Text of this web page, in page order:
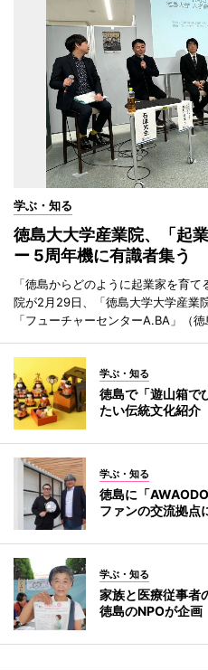
学ぶ・知る
徳島大大学産業院、「起
ー 5周年機に有識者集う
「徳島からどのように起業家を育
院が2月29日、「徳島大学大学産業
「フューチャーセンターA.BA」（
学ぶ・知る
徳島で「遊山箱で
たい伝統文化紹介
学ぶ・知る
徳島に「
ファンの交流拠点
学ぶ・知る
家族と医療従事者
徳島のNPOが企画